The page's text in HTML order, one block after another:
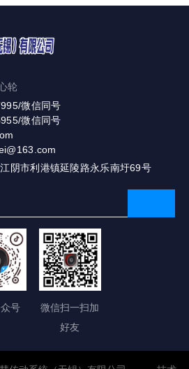
轮
微信同号
微信同号
阴市利港镇延陵路永乐南圩69号
号
微信扫一扫加
好友